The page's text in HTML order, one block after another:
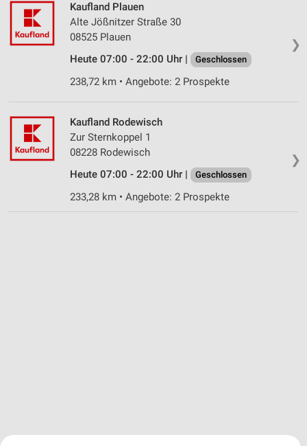
❯
Kaufland Plauen
Alte Jößnitzer Straße 30
08525 Plauen
Heute 07:00 - 22:00 Uhr |
Geschlossen
238,72 km • Angebote: 2 Prospekte
❯
Kaufland Rodewisch
Zur Sternkoppel 1
08228 Rodewisch
Heute 07:00 - 22:00 Uhr |
Geschlossen
233,28 km • Angebote: 2 Prospekte